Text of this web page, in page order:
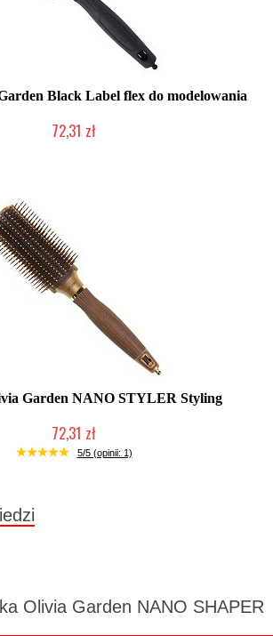
Black Label flex do modelowania
72,31 zł
Garden NANO STYLER Styling
72,31 zł
Produkt wycofany
5/5 (opinii: 1)
Olivia Garden NANO SHAPER